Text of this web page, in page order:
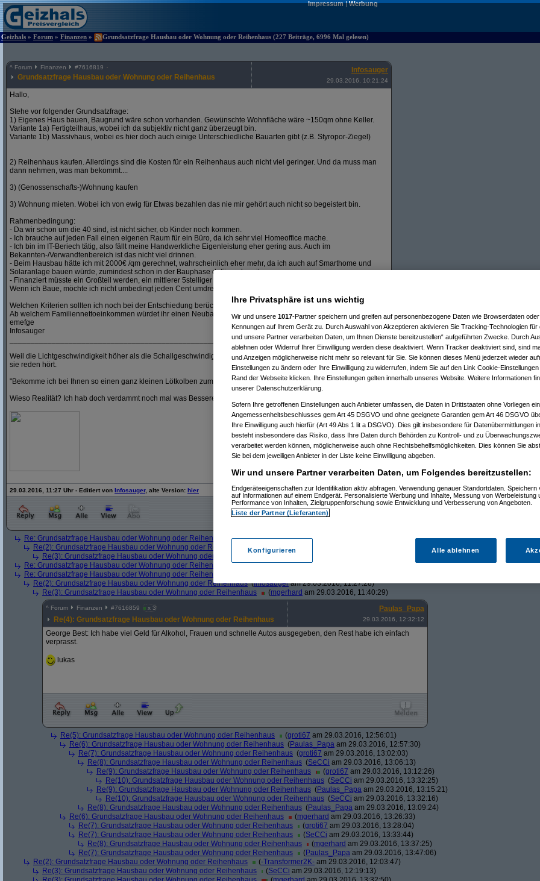
Impressum|Werbung
Geizhals » Forum » Finanzen » Grundsatzfrage Hausbau oder Wohnung oder Reihenhaus (227 Beiträge, 6996 Mal gelesen)
^ Forum Finanzen #7616819
Grundsatzfrage Hausbau oder Wohnung oder Reihenhaus
Infosauger
29.03.2016, 10:21:24
Hallo,
Stehe vor folgender Grundsatzfrage:
1) Eigenes Haus bauen, Baugrund wäre schon vorhanden. Gewünschte Wohnfläche wäre ~150qm ohne Keller.
Variante 1a) Fertigteilhaus, wobei ich da subjektiv nicht ganz überzeugt bin.
Variante 1b) Massivhaus, wobei es hier doch auch einige Unterschiedliche Bauarten gibt (z.B. Styropor-Ziegel)
2) Reihenhaus kaufen. Allerdings sind die Kosten für ein Reihenhaus auch nicht viel geringer. Und da muss man
dann nehmen, was man bekommt....
3) (Genossenschafts-)Wohnung kaufen
3) Wohnung mieten. Wobei ich von ewig für Etwas bezahlen das nie mir gehört auch nicht so begeistert bin.
Rahmenbedingung:
- Da wir schon um die 40 sind, ist nicht sicher, ob Kinder noch kommen.
- Ich brauche auf jeden Fall einen eigenen Raum für ein Büro, da ich sehr viel Homeoffice mache.
- Ich bin im IT-Beriech tätig, also fällt meine Handwerkliche Eigenleistung eher gering aus. Auch im
Bekannten-/Verwandtenbereich ist das nicht viel drinnen.
- Beim Hausbau hätte ich mit 2000€ /qm gerechnet, wahrscheinlich eher mehr, da ich auch auf Smarthome und
Solaranlage bauen würde, zumindest schon in der Bauphase dafür vorbereiten.
- Finanziert müsste ein Großteil werden, ein mittlerer 5stelliger Betrag ist vorhanden.
Wenn ich Baue, möchte ich nicht umbedingt jeden Cent umdrehen müssen.
Welchen Kriterien sollten ich noch bei der Entschiedung berücksichtigen?
Ab welchem Familiennettoeinkommen würdet ihr einen Neubau riskieren?
emefge
Infosauger
_____________________________________________________________________________
Weil die Lichtgeschwindigkeit höher als die Schallgeschwindigkeit ist, hält man viele Leute für helle Köpfe bis man
sie reden hört.
"Bekomme ich bei Ihnen so einen ganz kleinen Lötkolben zum CPU reparieren?"
Wieso Realität? Ich hab doch verdammt noch mal was Besseres zu tun!
29.03.2016, 11:27 Uhr - Editiert von Infosauger, alte Version: hier
Re: Grundsatzfrage Hausbau oder Wohnung oder Reihenhaus (Paulas_Papaam 29.03.2016, 10:30:32)
Re(2): Grundsatzfrage Hausbau oder Wohnung oder Reihenhaus (chris1985am 31.03.2016, 13:26:37)
Re(3): Grundsatzfrage Hausbau oder Wohnung oder Reihenhaus
Paulas_Papa
Re: Grundsatzfrage Hausbau oder Wohnung oder Reihenhaus
(Paulas_Papaam 29.03.2016, 10:59:43)
Re: Grundsatzfrage Hausbau oder Wohnung oder Reihenhaus
Re(2): Grundsatzfrage Hausbau oder Wohnung oder Reihenhaus(Infosaugeram 29.03.2016, 11:27:28)
Re(3): Grundsatzfrage Hausbau oder Wohnung oder Reihenhaus
(mgerhard am 29.03.2016, 11:40:29)
^ Forum Finanzen #7616859 x 3
Re(4): Grundsatzfrage Hausbau oder Wohnung oder Reihenhaus
Paulas_Papa
29.03.2016, 12:32:12
George Best: Ich habe viel Geld für Alkohol, Frauen und schnelle Autos ausgegeben, den Rest habe ich einfach
verprasst.
lukas
Re(5): Grundsatzfrage Hausbau oder Wohnung oder Reihenhaus (groti67 am 29.03.2016, 12:56:01)
Re(6): Grundsatzfrage Hausbau oder Wohnung oder Reihenhaus (Paulas_Papa am 29.03.2016, 12:57:30)
Re(7): Grundsatzfrage Hausbau oder Wohnung oder Reihenhaus (groti67 am 29.03.2016, 13:02:03)
Re(8): Grundsatzfrage Hausbau oder Wohnung oder Reihenhaus (SeCCi am 29.03.2016, 13:06:13)
Re(9): Grundsatzfrage Hausbau oder Wohnung oder Reihenhaus
(groti67 am 29.03.2016, 13:12:26)
Re(10): Grundsatzfrage Hausbau oder Wohnung oder Reihenhaus (SeCCi am 29.03.2016, 13:32:25)
Re(9): Grundsatzfrage Hausbau oder Wohnung oder Reihenhaus (Paulas_Papa am 29.03.2016, 13:15:21)
Re(10): Grundsatzfrage Hausbau oder Wohnung oder Reihenhaus (SeCCi am 29.03.2016, 13:32:16)
Re(8): Grundsatzfrage Hausbau oder Wohnung oder Reihenhaus (Paulas_Papa am 29.03.2016, 13:09:24)
Re(6): Grundsatzfrage Hausbau oder Wohnung oder Reihenhaus
(mgerhard am 29.03.2016, 13:26:33)
Re(7): Grundsatzfrage Hausbau oder Wohnung oder Reihenhaus
(groti67 am 29.03.2016, 13:28:04)
Re(7): Grundsatzfrage Hausbau oder Wohnung oder Reihenhaus
(SeCCi am 29.03.2016, 13:33:44)
Re(8): Grundsatzfrage Hausbau oder Wohnung oder Reihenhaus
(mgerhard am 29.03.2016, 13:37:25)
Re(7): Grundsatzfrage Hausbau oder Wohnung oder Reihenhaus
(Paulas_Papa am 29.03.2016, 13:47:06)
Re(2): Grundsatzfrage Hausbau oder Wohnung oder Reihenhaus
(-Transformer2K- am 29.03.2016, 12:03:47)
Re(3): Grundsatzfrage Hausbau oder Wohnung oder Reihenhaus
(SeCCi am 29.03.2016, 12:19:13)
Ihre Privatsphäre ist uns wichtig
Wir und unsere 1017-Partner speichern und greifen auf personenbezogene Daten wie Browserdaten
Kennungen auf Ihrem Gerät zu. Durch Auswahl von Akzeptieren aktivieren Sie Tracking-Technologien für
und unsere Partner verarbeiten Daten, um Ihnen Dienste bereitzustellen“ aufgeführten Zwecke. Durch
ablehnen oder Widerruf Ihrer Einwilligung werden diese deaktiviert. Wenn Tracker deaktiviert sind, sind
und Anzeigen möglicherweise nicht mehr so relevant für Sie. Sie können dieses Menü jederzeit wieder
Einstellungen zu ändern oder Ihre Einwilligung zu widerrufen, indem Sie auf den Link Cookie-
Rand der Webseite klicken. Ihre Einstellungen gelten innerhalb unseres Website. Weitere Informationen
unserer Datenschutzerklärung.
Sofern Ihre getroffenen Einstellungen auch Anbieter umfassen, die Daten in Drittstaaten ohne Vorliegen
Angemessenheitsbeschlusses gem Art 45 DSGVO und ohne geeignete Garantien gem Art 46 DSGVO
Ihre Einwilligung auch hierfür (Art 49 Abs 1 lit a DSGVO). Dies gilt insbesondere für Datenübermittlungen
besteht insbesondere das Risiko, dass Ihre Daten durch Behörden zu Kontroll- und zu
verarbeitet werden können, möglicherweise auch ohne Rechtsbehelfsmöglichkeiten. Dies können Sie
Sie bei dem jeweiligen Anbieter in der Liste keine Einwilligung abgeben.
Wir und unsere Partner verarbeiten Daten, um Folgendes bereitzustellen:
Endgeräteeigenschaften zur Identifikation aktiv abfragen. Verwendung genauer Standortdaten. Speichern
auf Informationen auf einem Endgerät. Personalisierte Werbung und Inhalte, Messung von Werbeleistung
Performance von Inhalten, Zielgruppenforschung sowie Entwicklung und Verbesserung von Angeboten.
Liste der Partner (Lieferanten)
Konfigurieren Alle ablehnen